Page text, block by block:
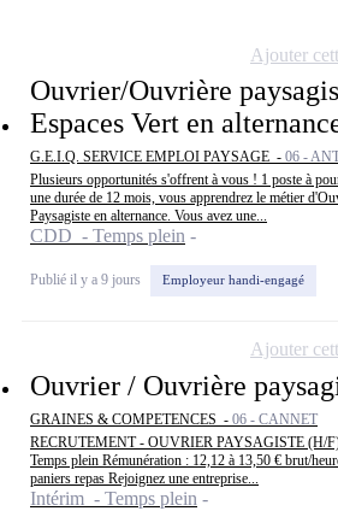
Ouvrier/Ouvrière
Espaces Vert en
G.E.I.Q. SERVICE EMPLOI PAYSAGE - 06 -
Plusieurs opportunités s'offrent à vous ! 1 poste à
une durée de 12 mois, vous apprendrez le métier
Paysagiste en alternance. Vous avez une...
CDD - Temps plein
Publié il y a 9 jours Employeur handi-engagé
Ajouter
Ouvrier / Ouvrière
GRAINES & COMPETENCES - 06 - CANNET
RECRUTEMENT - OUVRIER PAYSAGISTE (H/
Temps plein Rémunération : 12,12 à 13,50 € brut/
paniers repas Rejoignez une entreprise...
Intérim - Temps plein
Ajouter